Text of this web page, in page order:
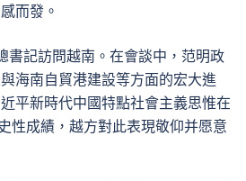
而發。
書記訪問越南。在會談中，范明政
海南自貿港建設等方面的宏大進
平新時代中國特點社會主義思惟在
性成績，越方對此表現敬仰并愿意